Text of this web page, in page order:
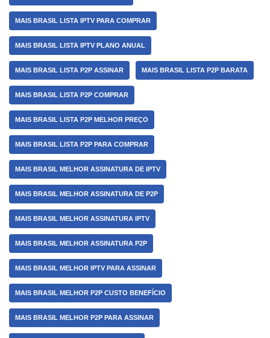
MAIS BRASIL LISTA IPTV PARA COMPRAR
MAIS BRASIL LISTA IPTV PLANO ANUAL
MAIS BRASIL LISTA P2P ASSINAR MAIS BRASIL LISTA P2P BARATA
MAIS BRASIL LISTA P2P COMPRAR
MAIS BRASIL LISTA P2P MELHOR PREÇO
MAIS BRASIL LISTA P2P PARA COMPRAR
MAIS BRASIL MELHOR ASSINATURA DE IPTV
MAIS BRASIL MELHOR ASSINATURA DE P2P
MAIS BRASIL MELHOR ASSINATURA IPTV
MAIS BRASIL MELHOR ASSINATURA P2P
MAIS BRASIL MELHOR IPTV PARA ASSINAR
MAIS BRASIL MELHOR P2P CUSTO BENEFÍCIO
MAIS BRASIL MELHOR P2P PARA ASSINAR